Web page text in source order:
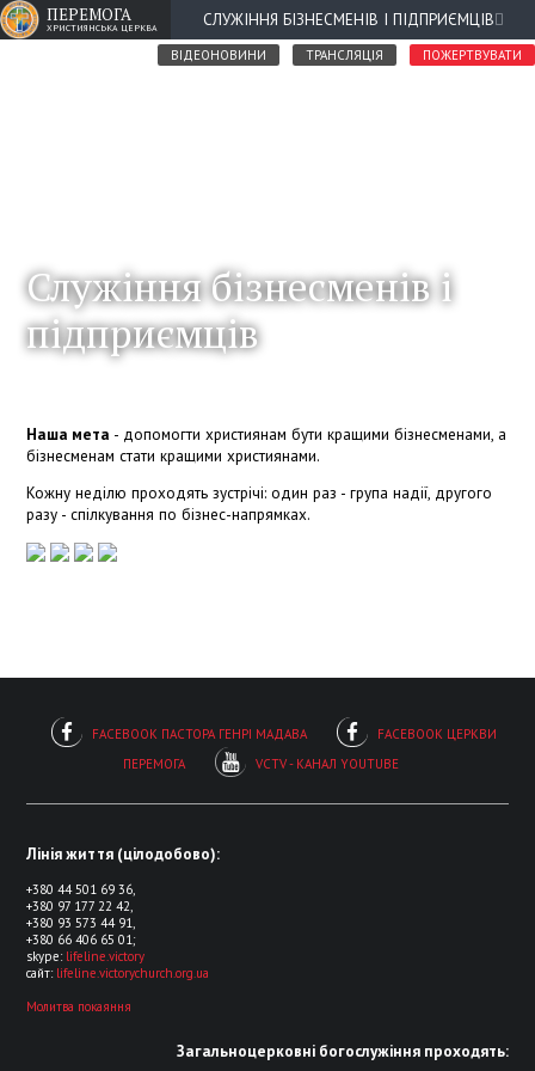
ПЕРЕМОГА
ХРИСТИЯНСЬКА ЦЕРКВА СЛУЖІННЯ БІЗНЕСМЕНІВ І ПІДПРИЄМЦІВ
ВІДЕОНОВИНИ ТРАНСЛЯЦІЯ ПОЖЕРТВУВАТИ
Служіння бізнесменів і
підприємців
Наша мета - допомогти християнам бути кращими бізнесменами, а
бізнесменам стати кращими християнами.
Кожну неділю проходять зустрічі: один раз - група надії, другого
разу - спілкування по бізнес-напрямках.
FACEBOOK ПАСТОРА ГЕНРІ МАДАВА
FACEBOOK ЦЕРКВИ
ПЕРЕМОГА
VCTV - КАНАЛ YOUTUBE
Лінія життя (цілодобово):
+380 44 501 69 36,
+380 97 177 22 42,
+380 93 573 44 91,
+380 66 406 65 01;
skype: lifeline.victory
сайт: lifeline.victorychurch.org.ua
Молитва покаяння
Загальноцерковні богослужіння проходять: